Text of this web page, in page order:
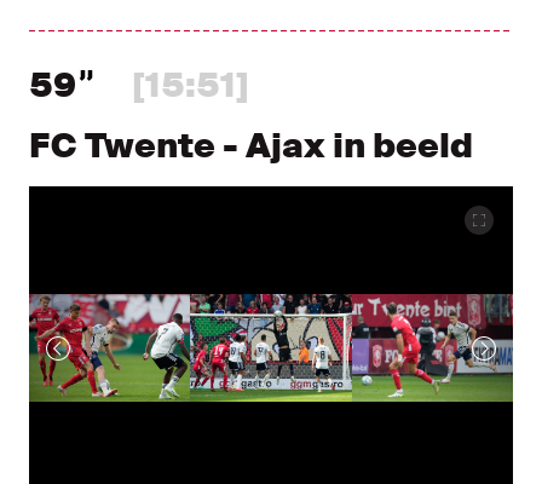
59
[15:51]
FC Twente - Ajax in beeld